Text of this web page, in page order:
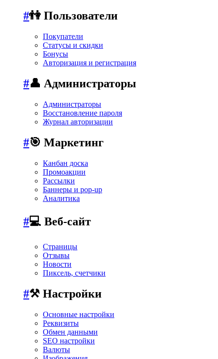
#👫 Пользователи
Покупатели
Статусы и скидки
Бонусы
Авторизация и регистрация
#👤 Администраторы
Администраторы
Восстановление пароля
Журнал авторизации
#🎯 Маркетинг
Канбан доска
Промоакции
Рассылки
Баннеры и pop-up
Аналитика
#💻 Веб-сайт
Страницы
Отзывы
Новости
Пиксель, счетчики
#⚒️ Настройки
Основные настройки
Реквизиты
Обмен данными
SEO настройки
Валюты